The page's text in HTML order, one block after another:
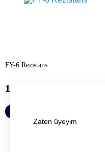
FY-6 Rezistans
1,925.00
Zaten üyeyim